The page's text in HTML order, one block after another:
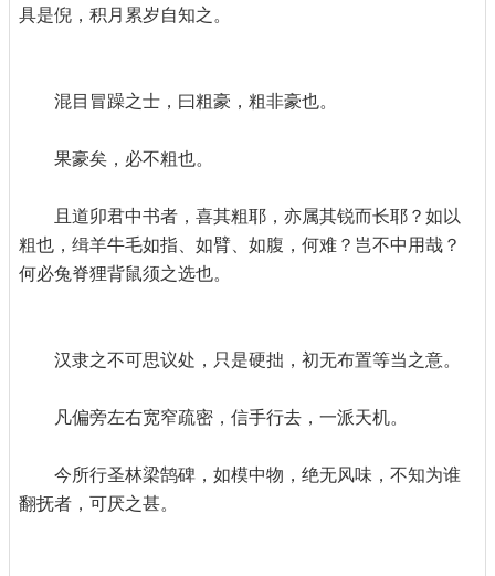
具是倪，积月累岁自知之。
混目冒躁之士，曰粗豪，粗非豪也。
果豪矣，必不粗也。
且道卯君中书者，喜其粗耶，亦属其锐而长耶？如以
粗也，缉羊牛毛如指、如臂、如腹，何难？岂不中用哉？
何必兔脊狸背鼠须之选也。
汉隶之不可思议处，只是硬拙，初无布置等当之意。
凡偏旁左右宽窄疏密，信手行去，一派天机。
今所行圣林梁鹄碑，如模中物，绝无风味，不知为谁
翻抚者，可厌之甚。